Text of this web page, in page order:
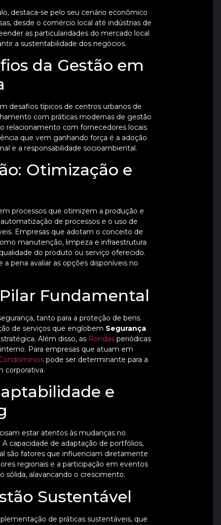
destaca-se pelo seu cenário econômico
desde o comércio local até indústrias de
as particularidades do mercado local
a sustentabilidade dos negócios.
da Gestão em
desafios típicos de centros urbanos de
com práticas modernas de gestão
relacionamento com fornecedores locais
que vem ganhando força é a adoção
e a responsabilidade socioambiental.
Otimização e
processos que otimizem a produção e
de processos e o uso de
Empresas que adotam o conceito de
manutenção, limpeza e infraestrutura
do produto ou serviço oferecido.
a pena avaliar as opções disponíveis no
Fundamental
tanto para a proteção de bens
de serviços que englobem Segurança
Além disso, as Rondas periódicas
Para empresas que atuam em
pode ser determinante para a
corporativa.
e
estar atentos às mudanças no
capacidade de adaptação de portfólios,
são fatores que influenciam diretamente
regionais e a participação em eventos
sólida, alavancando o crescimento.
Sustentável
de práticas sustentáveis, que